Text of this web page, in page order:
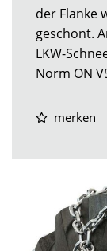
der Flanke
geschont.
LKW-
Norm ON
merken